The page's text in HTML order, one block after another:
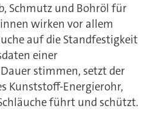
Schmutz und Bohröl für
wirken vor allem
auf die Standfestigkeit
einer
stimmen, setzt der
Kunststoff-Energierohr,
führt und schützt.